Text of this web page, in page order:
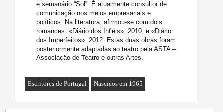
e semanário “Sol”. É atualmente consultor de
comunicação nos meios empresariais e
políticos. Na literatura, afirmou-se com dois
romances: «Diário dos Infiéis», 2010, e «Diário
dos Imperfeitos», 2012. Estas duas obras foram
posteriormente adaptadas ao teatro pela ASTA –
Associação de Teatro e outras Artes.
Escritores de Portugal Nascidos em 1965